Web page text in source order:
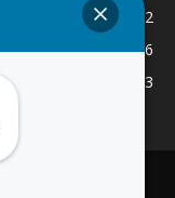
132
126
123